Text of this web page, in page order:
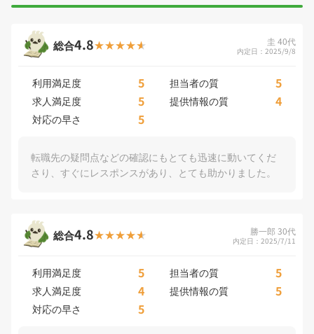
総合4.8 圭 40代
内定日：2025/9/8
利用満足度 5 担当者の質 5
求人満足度 5 提供情報の質 4
対応の早さ 5
転職先の疑問点などの確認にもとても迅速に動いてくだ
さり、すぐにレスポンスがあり、とても助かりました。
総合4.8 勝一郎 30代
内定日：2025/7/11
利用満足度 5 担当者の質 5
求人満足度 4 提供情報の質 5
対応の早さ 5